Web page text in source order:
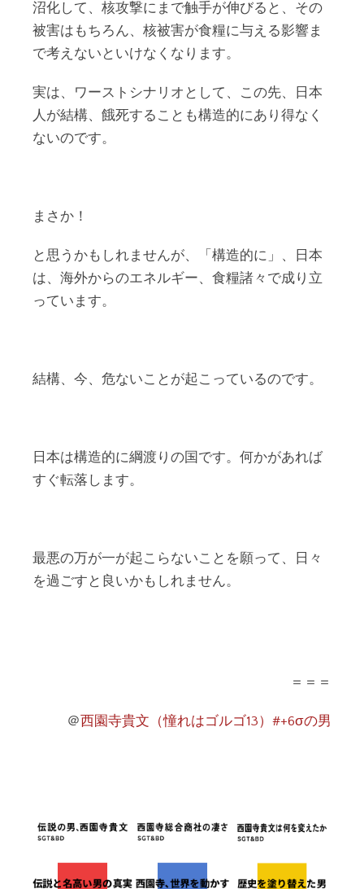
沼化して、核攻撃にまで触手が伸びると、その
被害はもちろん、核被害が食糧に与える影響ま
で考えないといけなくなります。
実は、ワーストシナリオとして、この先、日本
人が結構、餓死することも構造的にあり得なく
ないのです。
まさか！
と思うかもしれませんが、「構造的に」、日本
は、海外からのエネルギー、食糧諸々で成り立
っています。
結構、今、危ないことが起こっているのです。
日本は構造的に綱渡りの国です。何かがあれば
すぐ転落します。
最悪の万が一が起こらないことを願って、日々
を過ごすと良いかもしれません。
＝＝＝
＠西園寺貴文（憧れはゴルゴ13）#+6σの男